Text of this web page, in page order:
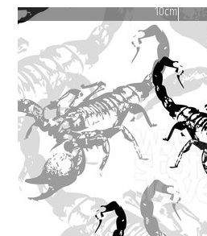
10cm